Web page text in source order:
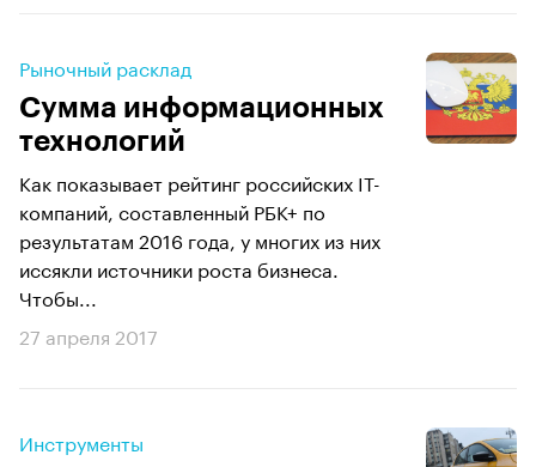
Рыночный расклад
​Сумма информационных
технологий
Как показывает рейтинг российских IT-
компаний, составленный РБК+ по
результатам 2016 года, у многих из них
иссякли источники роста бизнеса.
Чтобы...
27 апреля 2017
Инструменты